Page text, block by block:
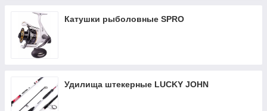
Катушки рыболовные SPRO
Удилища штекерные LUCKY JOHN